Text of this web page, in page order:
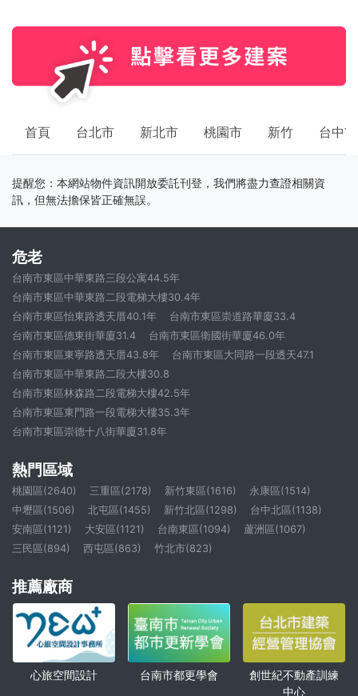
首頁 台北市 新北市 桃園市 新竹 台中市
提醒您：本網站物件資訊開放委託刊登，我們將盡力查證相關資
訊，但無法擔保皆正確無誤。
危老
台南市東區中華東路三段公寓44.5年
台南市東區中華東路二段電梯大樓30.4年
台南市東區怡東路透天厝40.1年
台南市東區崇道路華廈33.4
台南市東區德東街華廈31.4
台南市東區衛國街華廈46.0年
台南市東區東寧路透天厝43.8年
台南市東區大同路一段透天47.1
台南市東區中華東路二段大樓30.8
台南市東區林森路二段電梯大樓42.5年
台南市東區東門路一段電梯大樓35.3年
台南市東區崇德十八街華廈31.8年
熱門區域
桃園區(2640) 三重區(2178) 新竹東區(1616)
永康區(1514)
中壢區(1506)
北屯區(1455) 新竹北區(1298)
台中北區(1138)
安南區(1121)
大安區(1121) 台南東區(1094)
蘆洲區(1067)
三民區(894)
西屯區(863) 竹北市(823)
推薦廠商
心旅空間設計 台南市都更學會
創世紀不動產訓練
中心